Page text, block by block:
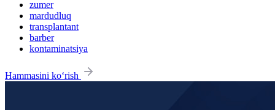
zumer
mardudluq
transplantant
barber
kontaminatsiya
Hammasini ko‘rish